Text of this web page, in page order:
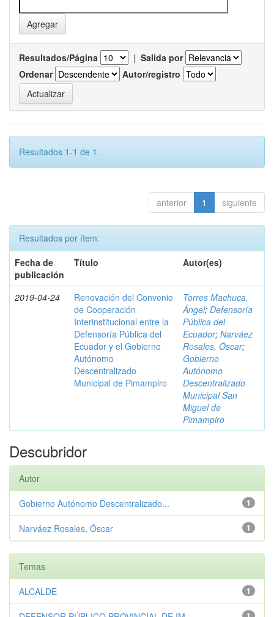
Resultados/Página | Salida por
Ordenar
Autor/registro
Resultados 1-1 de 1.
anterior 1 siguiente
Resultados por ítem:
Fecha de
publicación
Título Autor(es)
2019-04-24
Renovación del Convenio
de Cooperación
Interinstitucional entre la
Defensoría Pública del
Ecuador y el Gobierno
Autónomo
Descentralizado
Municipal de Pimampiro
Torres Machuca,
Ángel; Defensoría
Pública del
Ecuador; Narváez
Rosales, Óscar;
Gobierno
Autónomo
Descentralizado
Municipal San
Miguel de
Pimampiro
Descubridor
Autor
1
Gobierno Autónomo Descentralizado...
1
Narváez Rosales, Óscar
Temas
1
ALCALDE